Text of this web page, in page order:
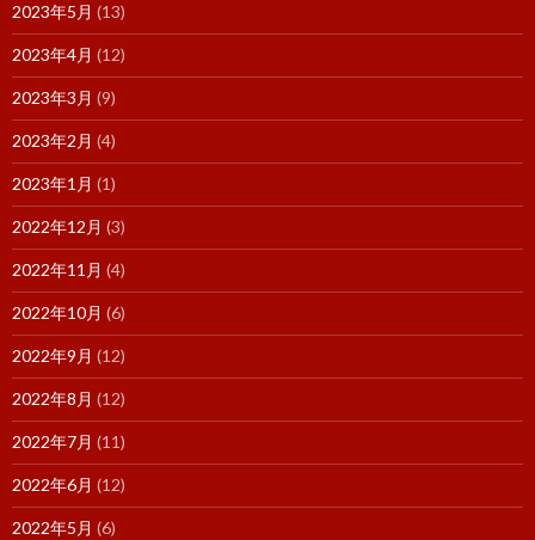
2023年5月 (13)
2023年4月 (12)
2023年3月 (9)
2023年2月 (4)
2023年1月 (1)
2022年12月 (3)
2022年11月 (4)
2022年10月 (6)
2022年9月 (12)
2022年8月 (12)
2022年7月 (11)
2022年6月 (12)
2022年5月 (6)